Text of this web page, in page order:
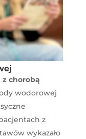
z chorobą
wodorowej
z
wykazało